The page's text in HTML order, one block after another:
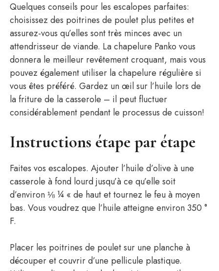
Quelques conseils pour les escalopes parfaites:
choisissez des poitrines de poulet plus petites et
assurez-vous qu’elles sont très minces avec un
attendrisseur de viande. La chapelure Panko vous
donnera le meilleur revêtement croquant, mais vous
pouvez également utiliser la chapelure régulière si
vous êtes préféré. Gardez un œil sur l’huile lors de
la friture de la casserole – il peut fluctuer
considérablement pendant le processus de cuisson!
Instructions étape par étape
Faites vos escalopes. Ajouter l’huile d’olive à une
casserole à fond lourd jusqu’à ce qu’elle soit
d’environ ⅛ ¼ « de haut et tournez le feu à moyen
bas. Vous voudrez que l’huile atteigne environ 350 °
F.
Placer les poitrines de poulet sur une planche à
découper et couvrir d’une pellicule plastique.